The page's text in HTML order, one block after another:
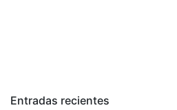
Entradas recientes